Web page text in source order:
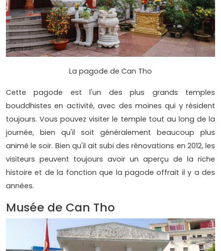
La pagode de Can Tho
Cette pagode est l'un des plus grands temples
bouddhistes en activité, avec des moines qui y résident
toujours. Vous pouvez visiter le temple tout au long de la
journée, bien qu'il soit généralement beaucoup plus
animé le soir. Bien qu'il ait subi des rénovations en 2012, les
visiteurs peuvent toujours avoir un aperçu de la riche
histoire et de la fonction que la pagode offrait il y a des
années.
Musée de Can Tho